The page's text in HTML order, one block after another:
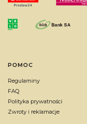
Linki w stopce
POMOC
Regulaminy
FAQ
Polityka prywatności
Zwroty i reklamacje